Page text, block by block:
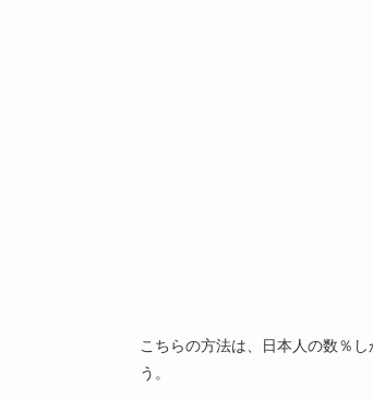
こちらの方法は、日本人の数％
う。